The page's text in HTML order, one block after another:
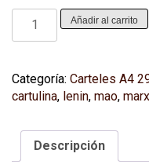
€2,50.€2,00.
Cartel
MARX-
(A4
210x297
(cartulina)
cantidad
Añadir al carrito
Categoría: Carteles A4
cartulina, lenin, mao, marx
Descripción